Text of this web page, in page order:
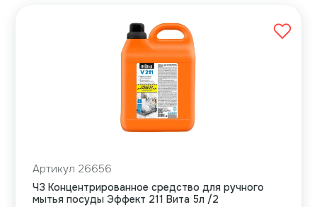
Артикул 26656
ЧЗ Концентрированное средство для ручного
мытья посуды Эффект 211 Вита 5л /2